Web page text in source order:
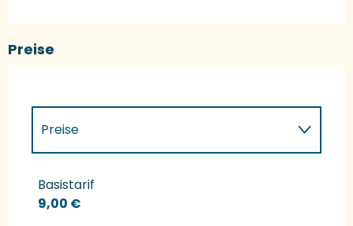
Preise
Preise
Preise 2027
Basistarif
9,00 €